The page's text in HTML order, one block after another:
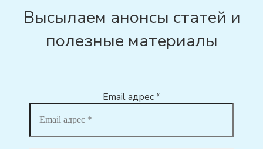
Высылаем анонсы статей и
полезные материалы
Email адрес*